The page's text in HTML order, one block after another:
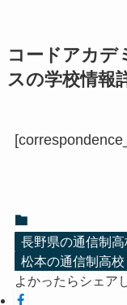
コードアカ
スの学校情報
長野県の通信制高
松本の通信制高校
よかったらシェア